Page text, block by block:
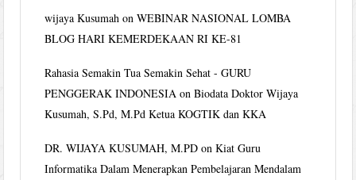
wijaya Kusumah onWEBINAR NASIONAL LOMBA
BLOG HARI KEMERDEKAAN RI KE-81
Rahasia Semakin Tua Semakin Sehat - GURU
PENGGERAK INDONESIA onBiodata Doktor Wijaya
Kusumah, S.Pd, M.Pd Ketua KOGTIK dan KKA
DR. WIJAYA KUSUMAH, M.PD onKiat Guru
Informatika Dalam Menerapkan Pembelajaran Mendalam